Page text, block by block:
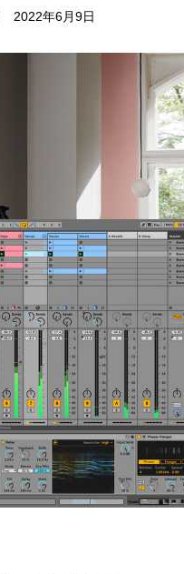
2022年6月9日